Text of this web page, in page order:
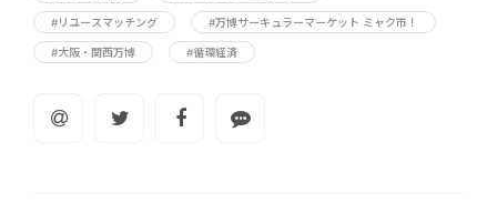
#リユースマッチング #万博サーキュラーマーケット ミャク市！
#⼤阪・関⻄万博 #循環経済